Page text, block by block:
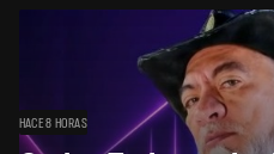
HACE 8 HORAS